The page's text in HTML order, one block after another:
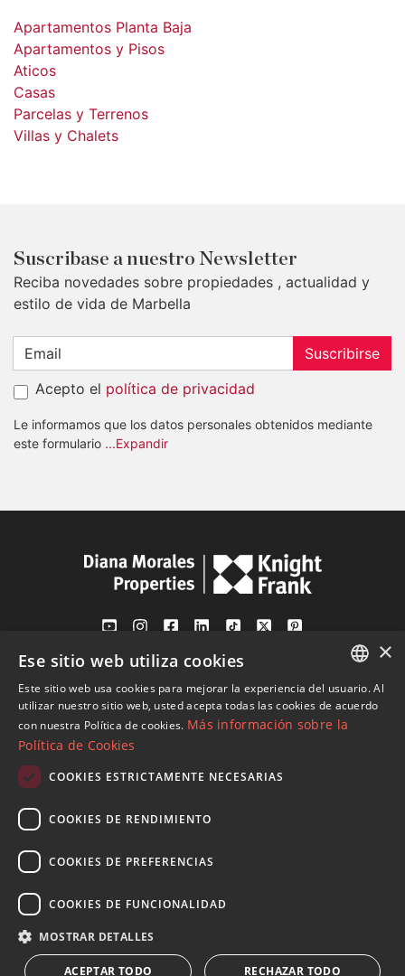
Apartamentos Planta Baja
Apartamentos y Pisos
Aticos
Casas
Parcelas y Terrenos
Villas y Chalets
Suscribase a nuestro Newsletter
Reciba novedades sobre propiedades , actualidad y
estilo de vida de Marbella
Suscribirse
Acepto el política de privacidad
Le informamos que los datos personales obtenidos mediante
este formulario ...Expandir
Av. Canovas del Castillo 4
1st Floor, Office 3
29601 Marbella
Ver en mapa
Tel:+34 952 765 138
info@dmproperties.com
© Copyright 1989 - 2026 Diana Morales Properties Knight
Frank ·Términos y condiciones de uso del sitio web· Diseño
ENGLISH
SPANISH
×
Ese sitio web utiliza cookies
Este sitio web usa cookies para mejorar la experiencia del usuario. Al
utilizar nuestro sitio web, usted acepta todas las cookies de acuerdo
con nuestra Política de cookies. Más información sobre la
Política de Cookies
COOKIES ESTRICTAMENTE NECESARIAS
COOKIES DE RENDIMIENTO
COOKIES DE PREFERENCIAS
COOKIES DE FUNCIONALIDAD
MOSTRAR DETALLES
ACEPTAR TODO RECHAZAR TODO